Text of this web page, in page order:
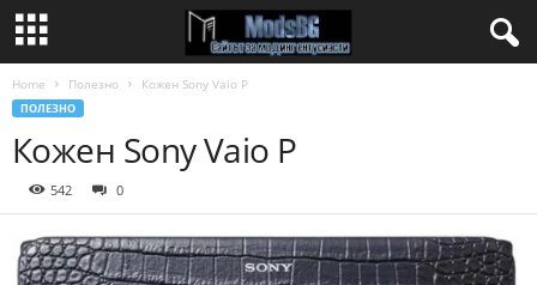
Home Полезно Кожен Sony Vaio P
ПОЛЕЗНО
Кожен Sony Vaio P
542 0